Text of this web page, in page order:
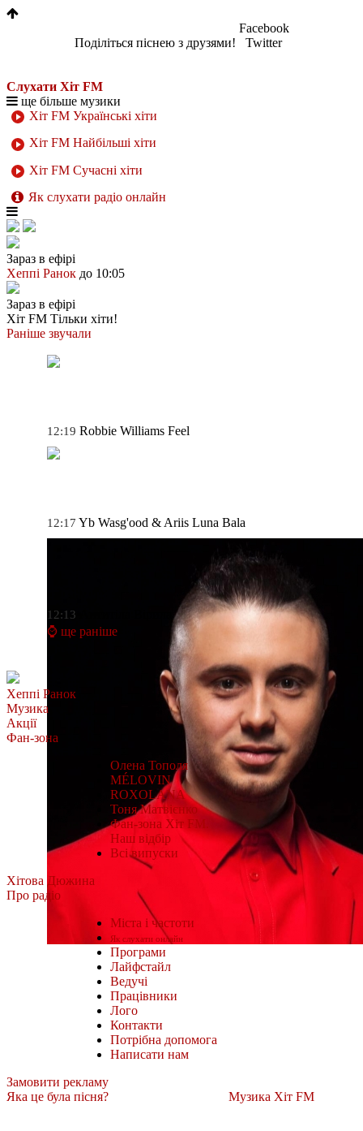
Поділіться піснею з друзями!
Facebook
Twitter
Слухати Хіт FM
ще більше музики
Хіт FM Українські хіти
Хіт FM Найбільші хіти
Хіт FM Сучасні хіти
Як слухати радіо онлайн
Зараз в ефірі
Хеппі Ранок до 10:05
Зараз в ефірі
Хіт FM Тільки хіти!
Раніше звучали
12:19 Robbie Williams Feel
12:17 Yb Wasg'ood & Ariis Luna Bala
12:13
⌚ ще раніше
Хеппі Ранок
Музика
Акції
Фан-зона
Олена Тополя
MÉLOVIN
ROXOLANA
Тоня Матвієнко
Фан-зона Хіт FM.
Наш відбір
Всі випуски
Хітова Дюжина
Про радіо
Міста і частоти
Як слухати онлайн
Програми
Лайфстайл
Ведучі
Працівники
Лого
Контакти
Потрібна допомога
Написати нам
Замовити рекламу
Яка це була пісня?
Музика Хіт FM